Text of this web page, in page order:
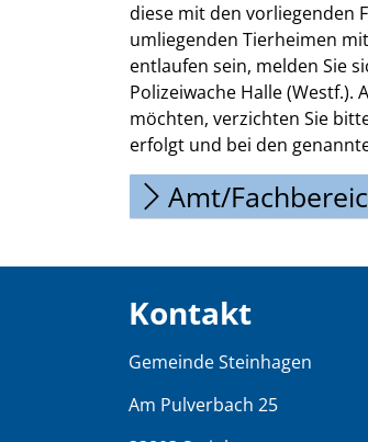
diese mit den vorliegenden
umliegenden Tierheimen
entlaufen sein, melden Sie
Polizeiwache Halle (Westf.).
möchten, verzichten Sie
erfolgt und bei den
Amt/
Kontakt
Gemeinde Steinhagen
Am Pulverbach 25